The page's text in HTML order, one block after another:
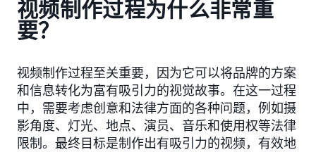
视频制作过程为什么非常重
要？
视频制作过程至关重要，因为它可以将品牌的方案
和信息转化为富有吸引力的视觉故事。在这一过程
中，需要考虑创意和法律方面的各种问题，例如摄
影角度、灯光、地点、演员、音乐和使用权等法律
限制。最终目标是制作出有吸引力的视频，有效地